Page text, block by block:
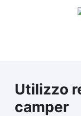
Utilizzo
camper